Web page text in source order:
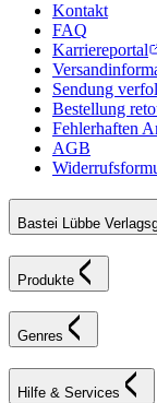
Kontakt
FAQ
Karriereportal
Sendung
Bestellung
Fehlerhaften
AGB
Bastei Lübbe
Produkte
Genres
Hilfe & Services